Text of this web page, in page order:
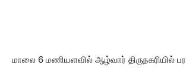
மாலை 6 மணியளவில் ஆழ்வார் திருநகரியில்